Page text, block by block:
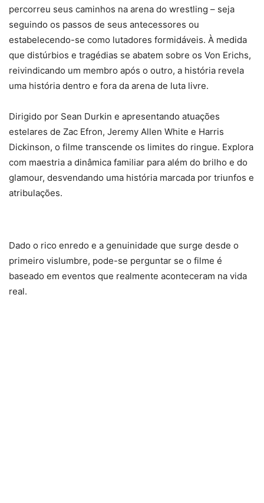
percorreu seus caminhos na arena do wrestling – seja
seguindo os passos de seus antecessores ou
estabelecendo-se como lutadores formidáveis. À medida
que distúrbios e tragédias se abatem sobre os Von Erichs,
reivindicando um membro após o outro, a história revela
uma história dentro e fora da arena de luta livre.
Dirigido por Sean Durkin e apresentando atuações
estelares de Zac Efron, Jeremy Allen White e Harris
Dickinson, o filme transcende os limites do ringue. Explora
com maestria a dinâmica familiar para além do brilho e do
glamour, desvendando uma história marcada por triunfos e
atribulações.
Dado o rico enredo e a genuinidade que surge desde o
primeiro vislumbre, pode-se perguntar se o filme é
baseado em eventos que realmente aconteceram na vida
real.